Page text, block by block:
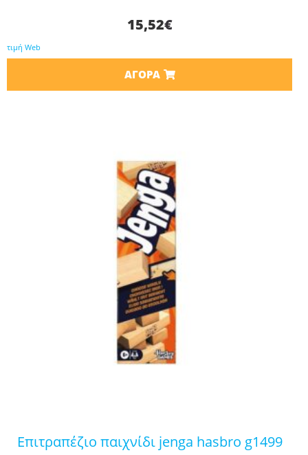
15,52€
τιμή Web
ΑΓΟΡΆ
επιτραπέζιο παιχνίδι jenga hasbro g1499